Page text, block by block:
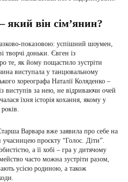
він сім’янин?
показовою: успішний шоумен,
творчі доньки. Євген із
те, як йому пощастило зустріти
виступала у танцювальному
хореографа Наталії Коляденко –
виступів за нею, не відриваючи очей
їхня історія кохання, якому у
Варвара вже заявила про себе на
учасницею проєкту “Голос. Діти”.
а її хобі – гра у дитячому
часто можна зустріти разом,
усією родиною, а також